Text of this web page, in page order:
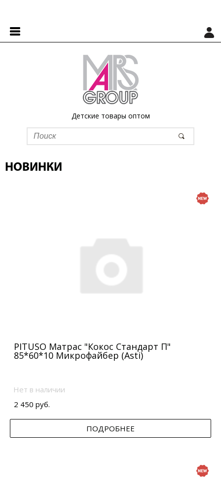
Детские товары оптом
НОВИНКИ
PITUSO Матрас "Кокос Стандарт П"
85*60*10 Микрофайбер (Asti)
Нет в наличии
2 450 руб.
ПОДРОБНЕЕ